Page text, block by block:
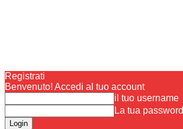
Registrati
Benvenuto! Accedi al tuo account
il tuo username
La tua password